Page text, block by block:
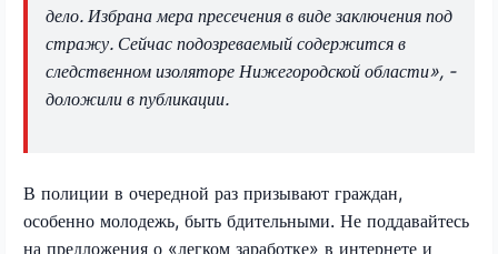
дело. Избрана мера пресечения в виде заключения под
стражу. Сейчас подозреваемый содержится в
следственном изоляторе Нижегородской области», -
доложили в публикации.
В полиции в очередной раз призывают граждан,
особенно молодежь, быть бдительными. Не поддавайтесь
на предложения о «легком заработке» в интернете и